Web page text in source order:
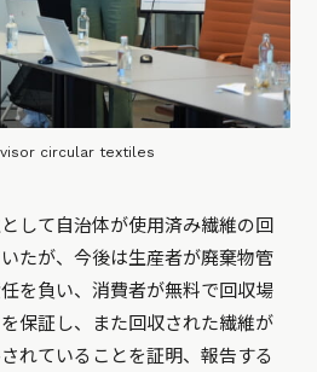
circular textiles
して自治体が使用済み繊維の回
たが、今後は生産者が廃棄物管
を負い、消費者が無料で回収場
保証し、また回収された繊維が
れていることを証明、報告する